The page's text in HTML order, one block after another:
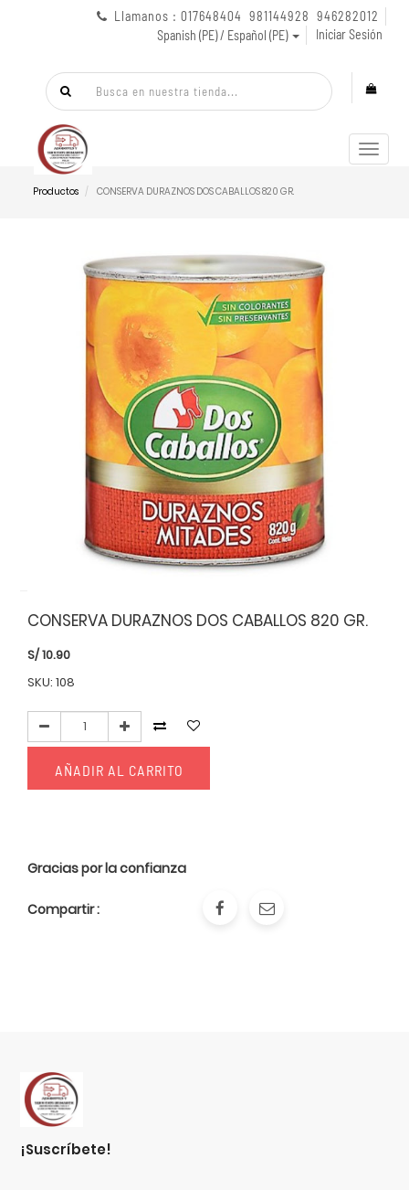
Llamanos : 017648404 981144928 946282012
Spanish (PE) / Español (PE)
Iniciar Sesión
Menú
de
Productos CONSERVA DURAZNOS DOS CABALLOS 820 GR.
CONSERVA DURAZNOS DOS CABALLOS 820 GR.
S/10.90
SKU: 108
AÑADIR AL CARRITO
Gracias por la confianza
Compartir :
¡suscríbete!